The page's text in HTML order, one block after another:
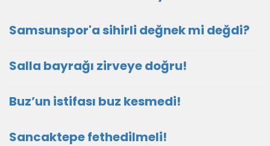
Samsunspor'a sihirli değnek mi değdi?
Salla bayrağı zirveye doğru!
Buz’un istifası buz kesmedi!
Sancaktepe fethedilmeli!